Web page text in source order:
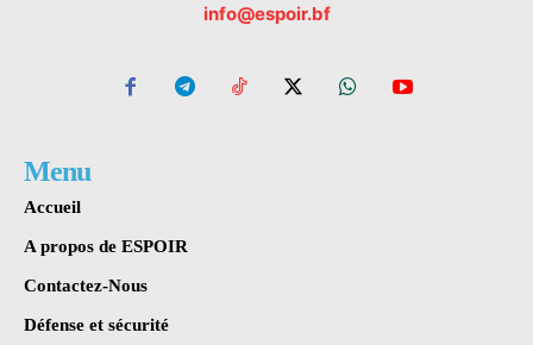
info@espoir.bf
Menu
Accueil
A propos de ESPOIR
Contactez-Nous
Défense et sécurité